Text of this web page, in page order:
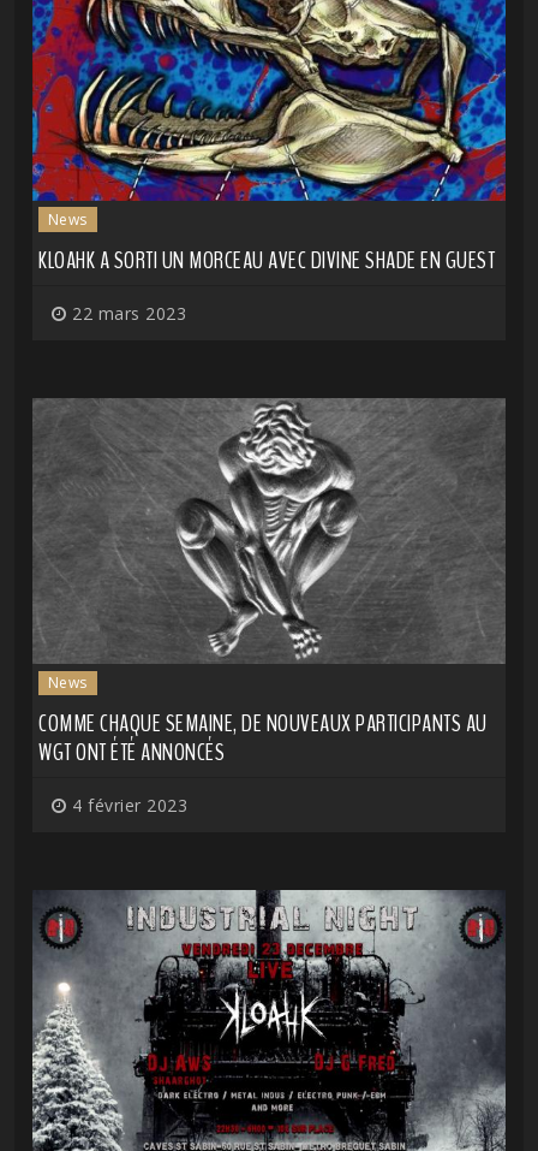
News
KLOAHK A SORTI UN MORCEAU AVEC DIVINE SHADE EN GUEST
22 mars 2023
News
COMME CHAQUE SEMAINE, DE NOUVEAUX PARTICIPANTS AU
WGT ONT ÉTÉ ANNONCÉS
4 février 2023